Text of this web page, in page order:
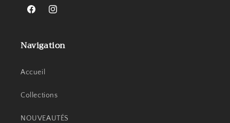
FacebookInstagram
Navigation
Accueil
Collections
NOUVEAUTÉS